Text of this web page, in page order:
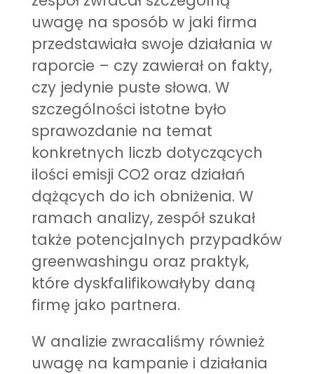
uwagę na sposób w jaki firma
przedstawiała swoje działania w
raporcie – czy zawierał on fakty,
czy jedynie puste słowa. W
szczególności istotne było
sprawozdanie na temat
konkretnych liczb dotyczących
ilości emisji CO2 oraz działań
dążących do ich obniżenia. W
ramach analizy, zespół szukał
także potencjalnych przypadków
greenwashingu oraz praktyk,
które dyskfalifikowałyby daną
firmę jako partnera.
W analizie zwracaliśmy również
uwagę na kampanie i działania